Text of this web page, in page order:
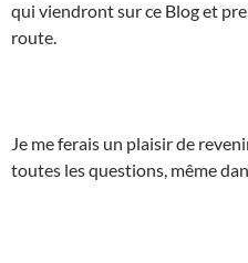
qui viendront sur ce Blog et
route.
Je me ferais un plaisir de
toutes les questions, même